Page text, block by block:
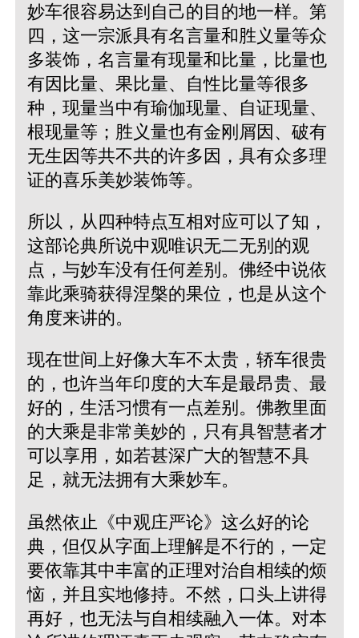
妙车很容易达到自己的目的地一样。第
四，这一宗派具有名言量和胜义量等众
多装饰，名言量有现量和比量，比量也
有因比量、果比量、自性比量等很多
种，现量当中有瑜伽现量、自证现量、
根现量等；胜义量也有金刚屑因、破有
无生因等共不共的许多因，具有众多理
证的喜乐美妙装饰等。
所以，从四种特点互相对应可以了知，
这部论典所说中观唯识无二无别的观
点，与妙车没有任何差别。佛经中说依
靠此乘骑获得涅槃的果位，也是从这个
角度来讲的。
现在世间上好像大车不太贵，轿车很贵
的，也许当年印度的大车是最昂贵、最
好的，生活习惯有一点差别。佛教里面
的大乘是非常美妙的，只有具智慧者才
可以享用，如若甚深广大的智慧不具
足，就无法拥有大乘妙车。
虽然依止《中观庄严论》这么好的论
典，但仅从字面上理解是不行的，一定
要依靠其中丰富的正理对治自相续的烦
恼，并且实地修持。不然，口头上讲得
再好，也无法与自相续融入一体。对本